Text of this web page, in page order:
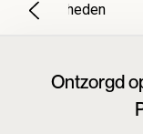
Bijzonderheden
Ontzorgd